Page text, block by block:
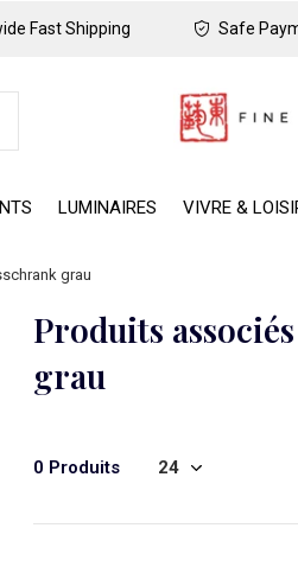
LUMINAIRES VIVRE &
Fast Shipping Safe
grau
Produits
grau
0 Produits